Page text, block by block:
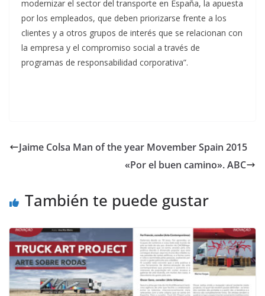
modernizar el sector del transporte en España, la apuesta
por los empleados, que deben priorizarse frente a los
clientes y a otros grupos de interés que se relacionan con
la empresa y el compromiso social a través de
programas de responsabilidad corporativa”.
Jaime Colsa Man of the year Movember Spain 2015
«Por el buen camino». ABC
También te puede gustar